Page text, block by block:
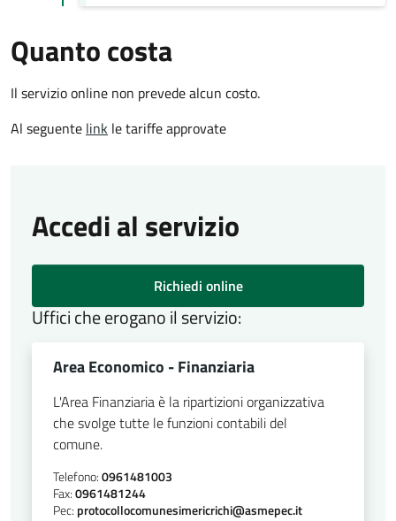
Quanto costa
Il servizio online non prevede alcun costo.
Al seguente link le tariffe approvate
Accedi al servizio
Richiedi online
Uffici che erogano il servizio:
Area Economico - Finanziaria
L'Area Finanziaria è la ripartizioni organizzativa
che svolge tutte le funzioni contabili del
comune.
Telefono:0961481003
Fax:0961481244
Pec: protocollocomunesimericrichi@asmepec.it